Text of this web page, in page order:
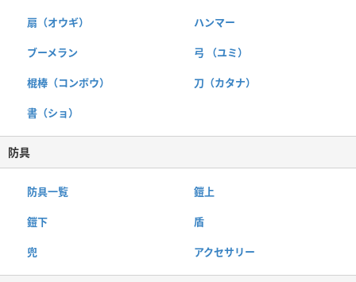
扇（オウギ） ハンマー
ブーメラン 弓 （ユミ）
棍棒（コンボウ） 刀（カタナ）
書（ショ）
防具
防具一覧 鎧上
鎧下 盾
兜 アクセサリー